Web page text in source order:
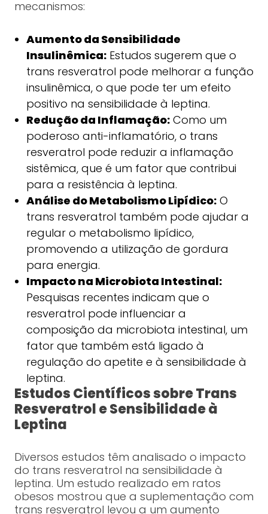
mecanismos:
Aumento da Sensibilidade
Insulinêmica:Estudos sugerem que o
trans resveratrol pode melhorar a função
insulinêmica, o que pode ter um efeito
positivo na sensibilidade à leptina.
Redução da Inflamação:Como um
poderoso anti-inflamatório, o trans
resveratrol pode reduzir a inflamação
sistêmica, que é um fator que contribui
para a resistência à leptina.
Análise do Metabolismo Lipídico:O
trans resveratrol também pode ajudar a
regular o metabolismo lipídico,
promovendo a utilização de gordura
para energia.
Impacto na Microbiota Intestinal:
Pesquisas recentes indicam que o
resveratrol pode influenciar a
composição da microbiota intestinal, um
fator que também está ligado à
regulação do apetite e à sensibilidade à
leptina.
Estudos Científicos sobre Trans
Resveratrol e Sensibilidade à
Leptina
Diversos estudos têm analisado o impacto
do trans resveratrol na sensibilidade à
leptina. Um estudo realizado em ratos
obesos mostrou que a suplementação com
trans resveratrol levou a um aumento